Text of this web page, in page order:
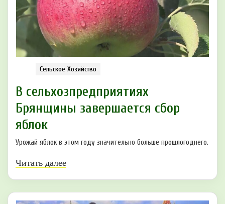
Сельское Хозяйство
В сельхозпредприятиях
Брянщины завершается сбор
яблок
Урожай яблок в этом году значительно больше прошлогоднего.
Читать далее